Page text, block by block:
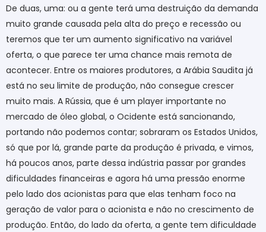
De duas, uma: ou a gente terá uma destruição da demanda
muito grande causada pela alta do preço e recessão ou
teremos que ter um aumento significativo na variável
oferta, o que parece ter uma chance mais remota de
acontecer. Entre os maiores produtores, a Arábia Saudita já
está no seu limite de produção, não consegue crescer
muito mais. A Rússia, que é um player importante no
mercado de óleo global, o Ocidente está sancionando,
portando não podemos contar; sobraram os Estados Unidos,
só que por lá, grande parte da produção é privada, e vimos,
há poucos anos, parte dessa indústria passar por grandes
dificuldades financeiras e agora há uma pressão enorme
pelo lado dos acionistas para que elas tenham foco na
geração de valor para o acionista e não no crescimento de
produção. Então, do lado da oferta, a gente tem dificuldade